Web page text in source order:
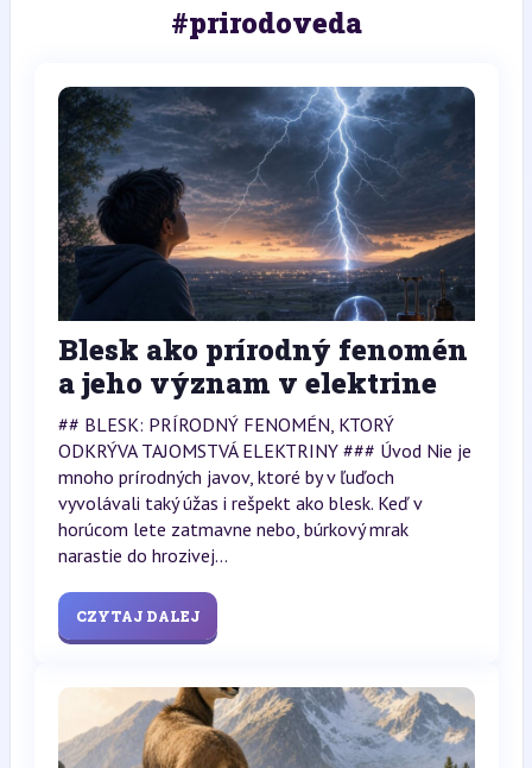
#prirodoveda
Blesk ako prírodný fenomén
a jeho význam v elektrine
## BLESK: PRÍRODNÝ FENOMÉN, KTORÝ
ODKRÝVA TAJOMSTVÁ ELEKTRINY ### Úvod Nie je
mnoho prírodných javov, ktoré by v ľuďoch
vyvolávali taký úžas i rešpekt ako blesk. Keď v
horúcom lete zatmavne nebo, búrkový mrak
narastie do hrozivej...
CZYTAJ DALEJ